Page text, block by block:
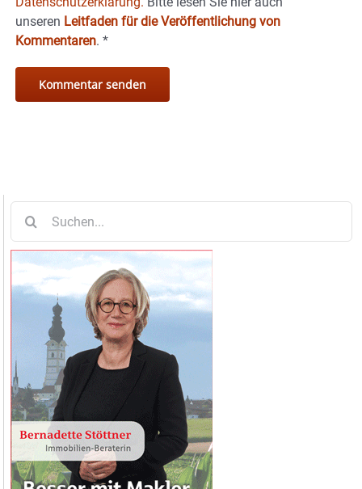
unseren Leitfaden für die Veröffentlichung von
Kommentaren. *
nach: